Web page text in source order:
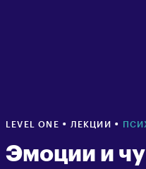
LEVEL ONE • ЛЕКЦИИ •
Эмоции и